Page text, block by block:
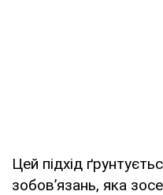
Цей підхід
зобов’язань, яка